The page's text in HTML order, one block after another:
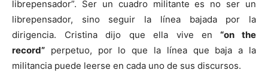
librepensador”. Ser un cuadro militante es no ser un
librepensador, sino seguir la línea bajada por la
dirigencia. Cristina dijo que ella vive en “on the
record” perpetuo, por lo que la línea que baja a la
militancia puede leerse en cada uno de sus discursos.